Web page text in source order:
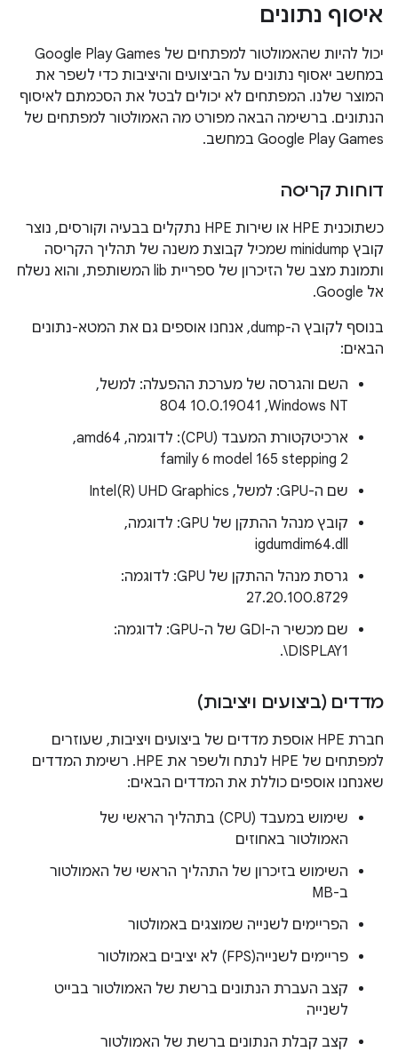
איסוף נתונים
יכול להיות שהאמולטור למפתחים של Google Play Games
במחשב יאסוף נתונים על הביצועים והיציבות כדי לשפר את
המוצר שלנו. המפתחים לא יכולים לבטל את הסכמתם לאיסוף
הנתונים. ברשימה הבאה מפורט מה האמולטור למפתחים של
Google Play Games במחשב.
דוחות קריסה
כשתוכנית HPE או שירות HPE נתקלים בבעיה וקורסים, נוצר
קובץ minidump שמכיל קבוצת משנה של תהליך הקריסה
ותמונת מצב של הזיכרון של ספריית lib המשותפת, והוא נשלח
אל Google.
בנוסף לקובץ ה-dump, אנחנו אוספים גם את המטא-נתונים
הבאים:
השם והגרסה של מערכת ההפעלה: למשל,
Windows NT,‏ 10.0.19041 804
ארכיטקטורת המעבד (CPU): לדוגמה, amd64,‏
family 6 model 165 stepping 2
שם ה-GPU: למשל, Intel(R) UHD Graphics
קובץ מנהל ההתקן של GPU: לדוגמה,
igdumdim64.dll
גרסת מנהל ההתקן של GPU: לדוגמה:
27.20.100.8729
שם מכשיר ה-GDI של ה-GPU: לדוגמה:
‎.\DISPLAY1
מדדים (ביצועים ויציבות)
חברת HPE אוספת מדדים של ביצועים ויציבות, שעוזרים
למפתחים של HPE לנתח ולשפר את HPE. רשימת המדדים
שאנחנו אוספים כוללת את המדדים הבאים:
שימוש במעבד (CPU) בתהליך הראשי של
האמולטור באחוזים
השימוש בזיכרון של התהליך הראשי של האמולטור
ב-MB
הפריימים לשנייה שמוצגים באמולטור
פריימים לשנייה(FPS) לא יציבים באמולטור
קצב העברת הנתונים ברשת של האמולטור בבייט
לשנייה
קצב קבלת הנתונים ברשת של האמולטור